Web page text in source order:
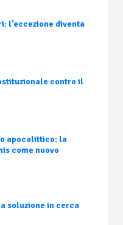
l’eccezione diventa
contro il
apocalittico: la
come nuovo
soluzione in cerca